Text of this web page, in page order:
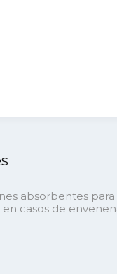
absorbentes para
casos de